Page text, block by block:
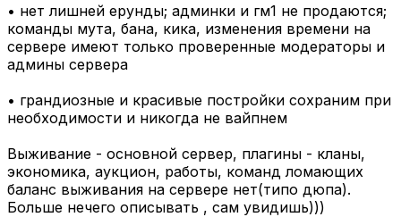
• нет лишней ерунды; админки и гм1 не продаются;
команды мута, бана, кика, изменения времени на
сервере имеют только проверенные модераторы и
админы сервера
• грандиозные и красивые постройки сохраним при
необходимости и никогда не вайпнем
Выживание - основной сервер, плагины - кланы,
экономика, аукцион, работы, команд ломающих
баланс выживания на сервере нет(типо дюпа).
Больше нечего описывать , сам увидишь)))